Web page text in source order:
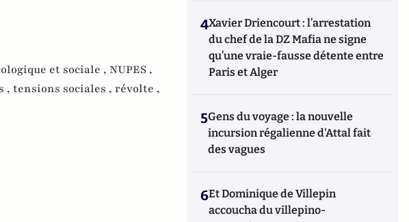
et sociale , NUPES ,
, tensions sociales , révolte ,
4Xavier Driencourt : l’arrestation
du chef de la DZ Mafia ne signe
qu’une vraie-fausse détente entre
Paris et Alger
5Gens du voyage : la nouvelle
incursion régalienne d'Attal fait
des vagues
6Et Dominique de Villepin
accoucha du villepino-